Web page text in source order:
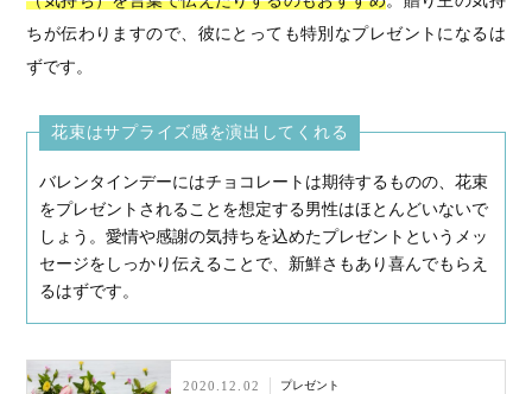
ちが伝わりますので、彼にとっても特別なプレゼントになるは
ずです。
花束はサプライズ感を演出してくれる
バレンタインデーにはチョコレートは期待するものの、花束
をプレゼントされることを想定する男性はほとんどいないで
しょう。愛情や感謝の気持ちを込めたプレゼントというメッ
セージをしっかり伝えることで、新鮮さもあり喜んでもらえ
るはずです。
2020.12.02 プレゼント